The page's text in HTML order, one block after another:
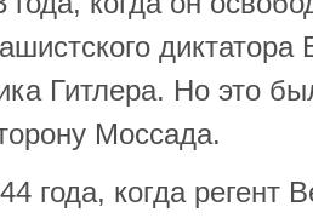
Гитлера. Но это
Моссада.
года, когда регент